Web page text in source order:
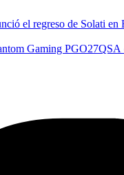
el regreso de Solati en
Gaming